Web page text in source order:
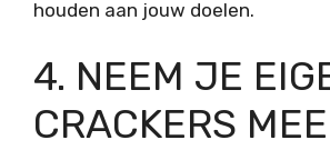
houden aan jouw doelen.
4. NEEM JE
CRACKERS MEE